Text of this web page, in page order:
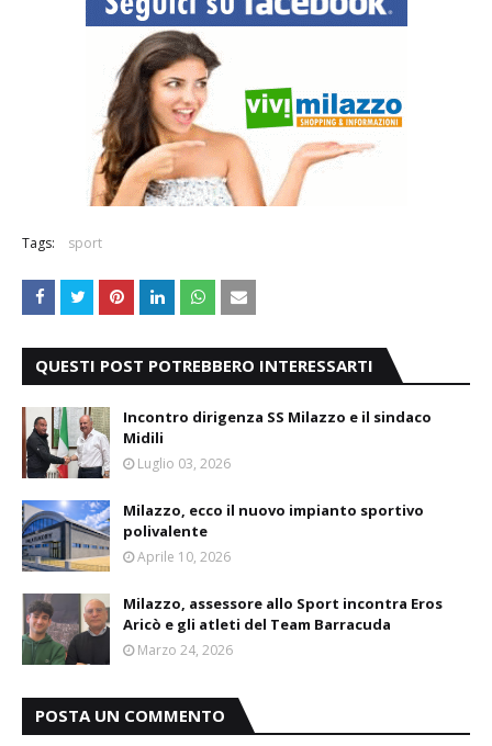
Tags: sport
QUESTI POST POTREBBERO INTERESSARTI
Incontro dirigenza SS Milazzo e il sindaco
Midili
Luglio 03, 2026
Milazzo, ecco il nuovo impianto sportivo
polivalente
Aprile 10, 2026
Milazzo, assessore allo Sport incontra Eros
Aricò e gli atleti del Team Barracuda
Marzo 24, 2026
POSTA UN COMMENTO